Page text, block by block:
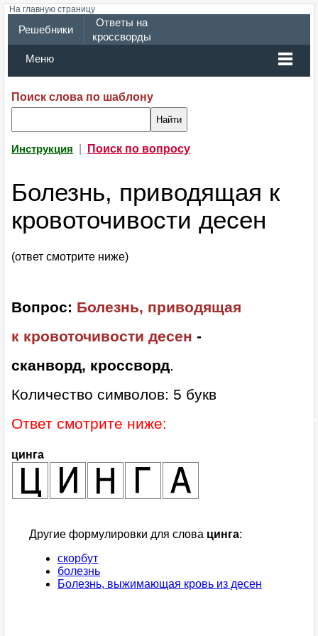
На главную страницу
Решебники
Ответы на
кроссворды
Меню
Поиск слова по шаблону
Инструкция Поиск по вопросу
Болезнь, приводящая к
кровоточивости десен
(ответ смотрите ниже)
Вопрос: Болезнь, приводящая
к кровоточивости десен -
сканворд, кроссворд.
Количество символов: 5 букв
Ответ смотрите ниже:
цинга
Другие формулировки для слова цинга:
скорбут
болезнь
Болезнь, выжимающая кровь из десен